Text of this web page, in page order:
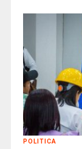
POLITICA